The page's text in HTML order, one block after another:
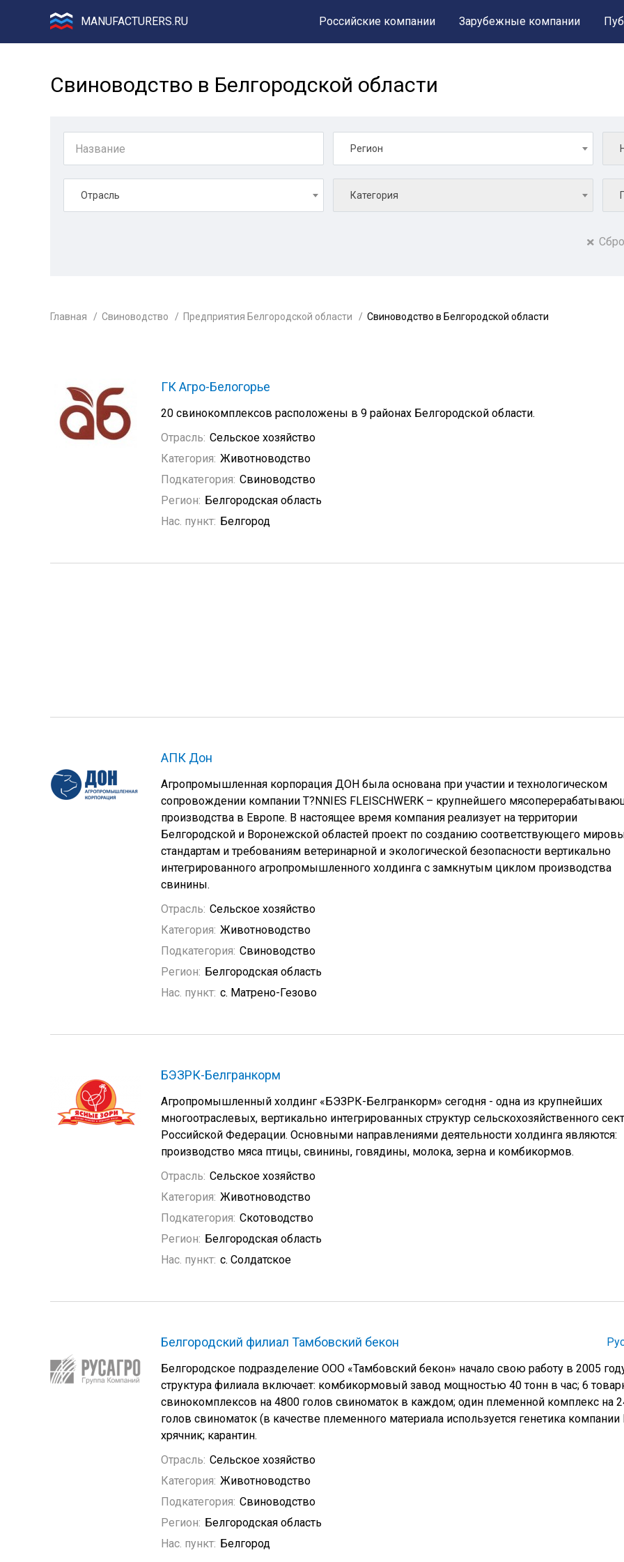
MANUFACTURERS.RU Российские компании Зарубежные компании
Свиноводство в Белгородской области
Регион
Отрасль Категория
Главная Свиноводство Предприятия Белгородской области Свиноводство в Белгородской области
ГК Агро-Белогорье
20 свинокомплексов расположены в 9 районах Белгородской области.
Отрасль: Сельское хозяйство
Категория: Животноводство
Подкатегория: Свиноводство
Регион: Белгородская область
Нас. пункт: Белгород
АПК Дон
Агропромышленная корпорация ДОН была основана при участии и технологическом
сопровождении компании T?NNIES FLEISCHWERK – крупнейшего
производства в Европе. В настоящее время компания реализует на территории
Белгородской и Воронежской областей проект по созданию соответствующего
стандартам и требованиям ветеринарной и экологической безопасности вертикально
интегрированного агропромышленного холдинга с замкнутым циклом производства
свинины.
Отрасль: Сельское хозяйство
Категория: Животноводство
Подкатегория: Свиноводство
Регион: Белгородская область
Нас. пункт: с. Матрено-Гезово
БЭЗРК-Белгранкорм
Агропромышленный холдинг «БЭЗРК-Белгранкорм» сегодня - одна из крупнейших
многоотраслевых, вертикально интегрированных структур сельскохозяйственного
Российской Федерации. Основными направлениями деятельности холдинга являются:
производство мяса птицы, свинины, говядины, молока, зерна и комбикормов.
Отрасль: Сельское хозяйство
Категория: Животноводство
Подкатегория: Скотоводство
Регион: Белгородская область
Нас. пункт: с. Солдатское
Белгородский филиал Тамбовский бекон
Белгородское подразделение ООО «Тамбовский бекон» начало свою работу в 2005
структура филиала включает: комбикормовый завод мощностью 40 тонн в час; 6
свинокомплексов на 4800 голов свиноматок в каждом; один племенной комплекс на
голов свиноматок (в качестве племенного материала используется генетика компании
хрячник; карантин.
Отрасль: Сельское хозяйство
Категория: Животноводство
Подкатегория: Свиноводство
Регион: Белгородская область
Нас. пункт: Белгород